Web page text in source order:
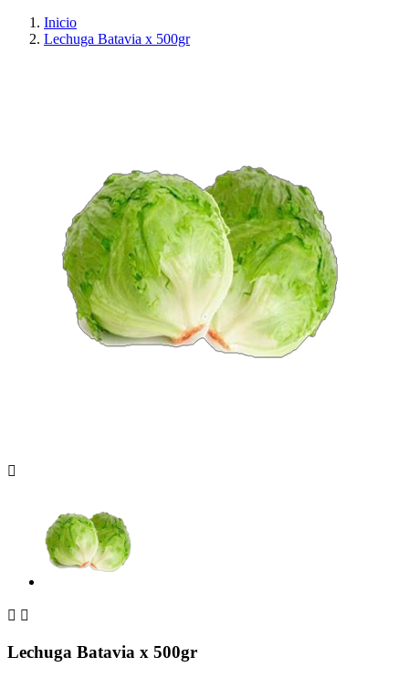
Inicio
Lechuga Batavia x 500gr

 
Lechuga Batavia x 500gr